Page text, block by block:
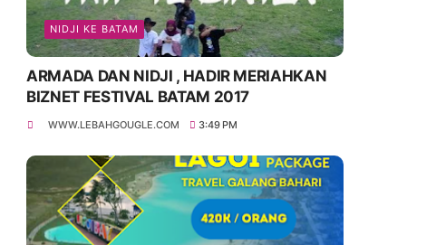
NIDJI KE BATAM
ARMADA DAN NIDJI , HADIR MERIAHKAN
BIZNET FESTIVAL BATAM 2017
WWW.LEBAHGOUGLE.COM 3:49 PM